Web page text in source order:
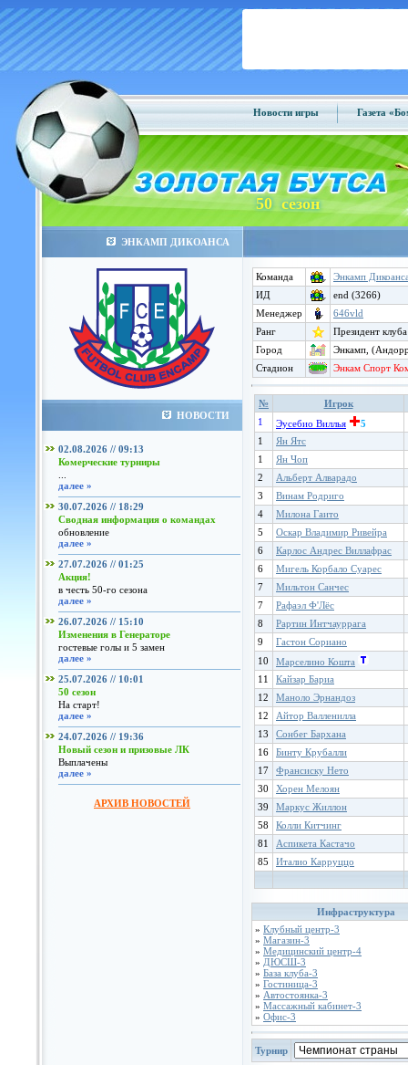
Новости игры Газета
50 сезон
ЭНКАМП ДИКОАНСА
НОВОСТИ
02.08.2026 // 09:13
Комерческие турниры
далее »
30.07.2026 // 18:29
Сводная информация о командах
обновление
далее »
27.07.2026 // 01:25
Акция!
в честь 50-го сезона
далее »
26.07.2026 // 15:10
Изменения в Генераторе
гостевые голы и 5 замен
далее »
25.07.2026 // 10:01
50 сезон
На старт!
далее »
24.07.2026 // 19:36
Новый сезон и призовые ЛК
Выплачены
далее »
АРХИВ НОВОСТЕЙ
Команда
Энкамп
ИД
end (3266)
Менеджер
646vld
Ранг
Президент клуба
Город
Энкамп,
Стадион
Энкам Спорт
№
Игрок
1
Эусебио Виллья
5
1
Ян Ятс
1
Ян Чоп
2
Альберт Алварадо
3
Винам Родриго
4
Милона Гаито
5
Оскар Владимир Ривейра
6
Карлос Андрес Виллафрас
6
Мигель Корбало Суарес
7
Мильтон Санчес
7
Рафаэл Ф'Лёс
8
Рартин Интчауррага
9
Гастон Сориано
10
Марселино Кошта
11
Кайзар Бариа
12
Маноло Эрнандоз
12
Айтор Валленилла
13
Сонбег Бархана
16
Бинту Крубалли
17
Франсиску Нето
30
Хорен Мелоян
39
Маркус Жиллон
58
Колли Китчинг
81
Аспикета Кастачо
85
Италио Карруццо
Инфраструктура
» Клубный центр-3
» Магазин-3
» Медицинский центр-4
» ДЮСШ-3
» База клуба-3
» Гостиница-3
» Автостоянка-3
» Массажный кабинет-3
» Офис-3
Турнир